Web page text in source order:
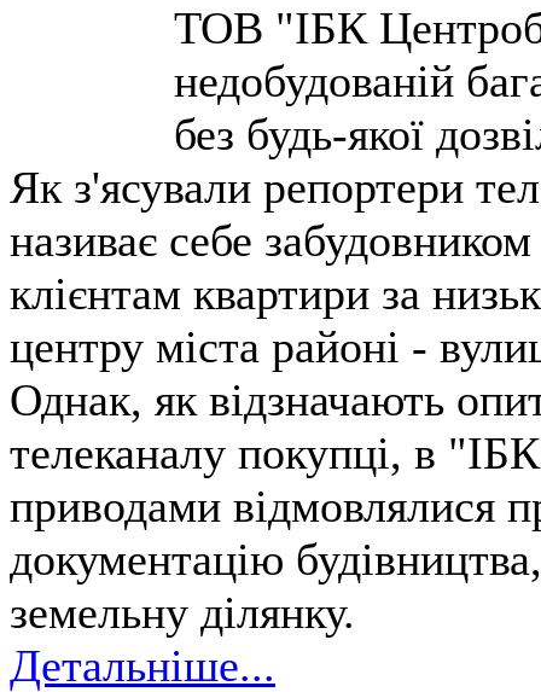
ТОВ "ІБК
недобудованій
без будь-якої
Як з'ясували репортери
називає себе
клієнтам квартири за
центру міста районі -
Однак, як відзначають
телеканалу покупці, в
приводами відмовлялися
документацію
земельну ділянку.
Детальніше...